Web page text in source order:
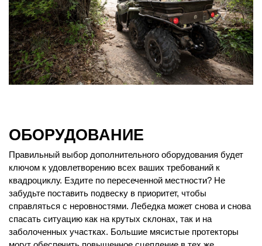
ОБОРУДОВАНИЕ
Правильный выбор дополнительного оборудования будет
ключом к удовлетворению всех ваших требований к
квадроциклу. Ездите по пересеченной местности? Не
забудьте поставить подвеску в приоритет, чтобы
справляться с неровностями. Лебедка может снова и снова
спасать ситуацию как на крутых склонах, так и на
заболоченных участках. Большие мясистые протекторы